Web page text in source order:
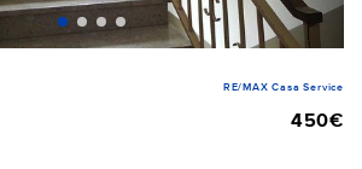
RE/MAX Casa Service
450€